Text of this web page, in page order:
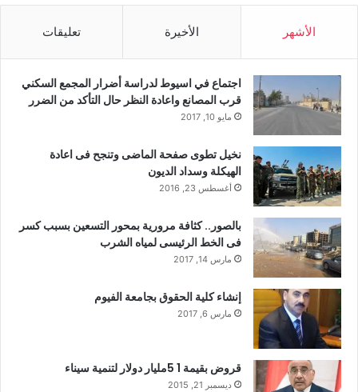
الأشهر الأخيرة تعليقات
اجتماع في اسيوط لدراسة أضرار المجمع السكني
قرب المصانع واعادة النظر حال التأكد من الضرر
مايو 10, 2017
نخيل تطوى صفحة الماضى وتنجح فى اعادة
الهيكلة وسداد الديون
أغسطس 23, 2016
بالصور.. كثافة مرورية بمحور التسعين بسبب كسر
فى الخط الرئيسى لمياه الشرب
مارس 14, 2017
إنشاء كلية الحقوق بجامعة الفيوم
مارس 6, 2017
قروض بقيمة 1 5مليار دولار لتنمية سيناء
ديسمبر 21, 2015